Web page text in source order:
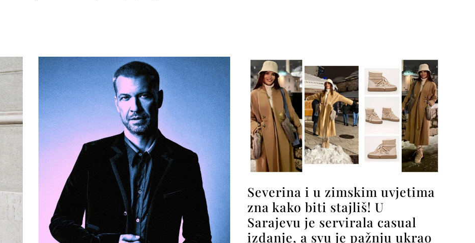
Severina i u zimskim uvjetima
zna kako biti stajliš! U
Sarajevu je servirala casual
izdanje, a svu je pažnju ukrao